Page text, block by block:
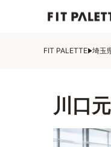
FIT PALETTE 埼玉
川口